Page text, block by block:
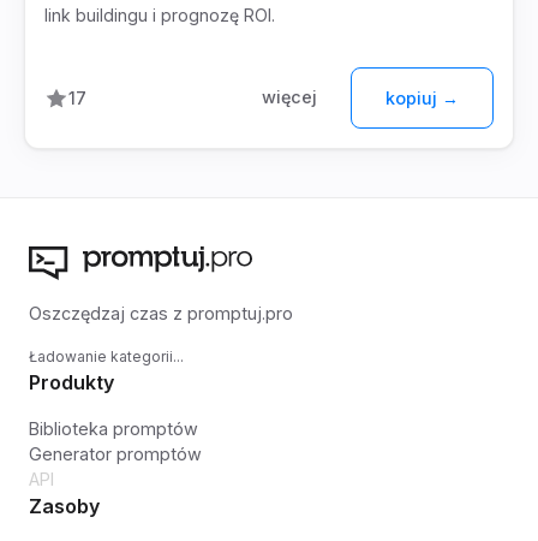
link buildingu i prognozę ROI.
17 więcej kopiuj →
Oszczędzaj czas z promptuj.pro
Ładowanie kategorii...
Produkty
Biblioteka promptów
Generator promptów
API
Zasoby